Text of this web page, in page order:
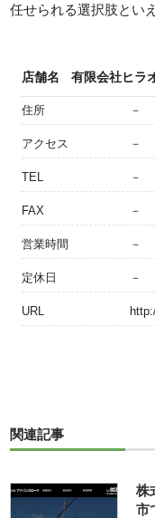
任せられる選択肢とい
店舗名 有限会社ヒラ
住所 －
アクセス －
TEL －
FAX －
営業時間 －
定休日 －
URL
関連記事
株
市